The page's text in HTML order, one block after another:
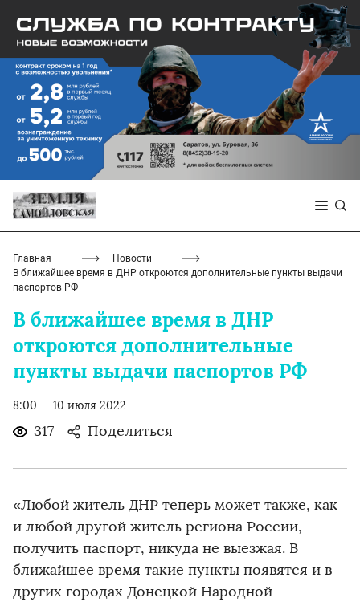
Главная
Новости
В ближайшее время в ДНР откроются дополнительные пункты выдачи
паспортов РФ
В ближайшее время в ДНР
откроются дополнительные
пункты выдачи паспортов РФ
8:00 10 июля 2022
317 Поделиться
«Любой житель ДНР теперь может также, как
и любой другой житель региона России,
получить паспорт, никуда не выезжая. В
ближайшее время такие пункты появятся и в
других городах Донецкой Народной